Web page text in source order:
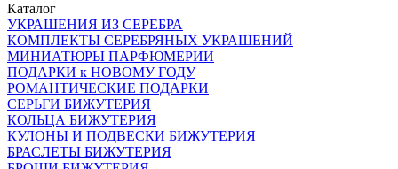
Каталог
УКРАШЕНИЯ ИЗ СЕРЕБРА
КОМПЛЕКТЫ СЕРЕБРЯНЫХ УКРАШЕНИЙ
МИНИАТЮРЫ ПАРФЮМЕРИИ
ПОДАРКИ к НОВОМУ ГОДУ
РОМАНТИЧЕСКИЕ ПОДАРКИ
СЕРЬГИ БИЖУТЕРИЯ
КОЛЬЦА БИЖУТЕРИЯ
КУЛОНЫ И ПОДВЕСКИ БИЖУТЕРИЯ
БРАСЛЕТЫ БИЖУТЕРИЯ